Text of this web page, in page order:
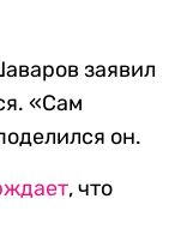
заявил
«Сам
он.
, что